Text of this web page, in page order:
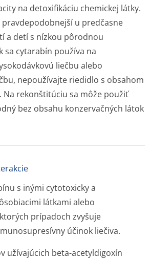
na detoxifikáciu chemickej látky.
pravdepodobnejší u predčasne
a detí s nízkou pôrodnou
sa cytarabín používa na
liečbu alebo
nepoužívajte riedidlo s obsahom
Na rekonštitúciu sa môže použiť
bez obsahu konzervačných látok
s inými cytotoxicky a
látkami alebo
prípadoch zvyšuje
účinok liečiva.
užívajúcich beta-acetyldigoxín